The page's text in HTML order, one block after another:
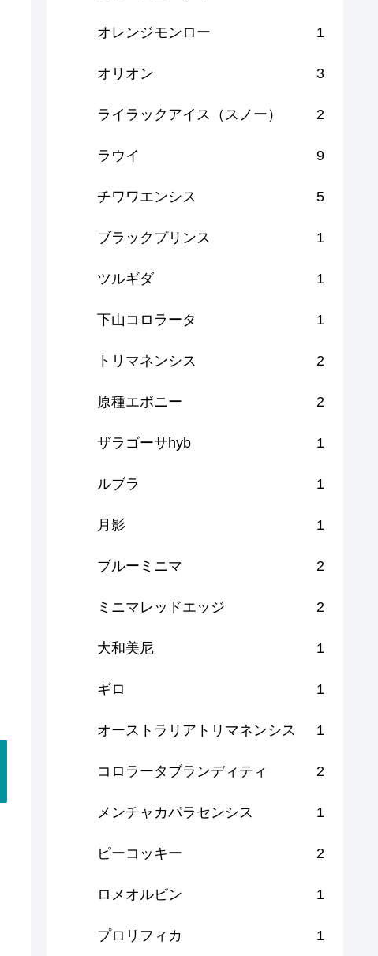
オレンジモンロー 1
オリオン 3
ライラックアイス（スノー） 2
ラウイ 9
チワワエンシス 5
ブラックプリンス 1
ツルギダ 1
下山コロラータ 1
トリマネンシス 2
原種エボニー 2
ザラゴーサhyb 1
ルブラ 1
月影 1
ブルーミニマ 2
ミニマレッドエッジ 2
大和美尼 1
ギロ 1
オーストラリアトリマネンシス 1
コロラータブランディティ 2
メンチャカパラセンシス 1
ピーコッキー 2
ロメオルビン 1
プロリフィカ 1